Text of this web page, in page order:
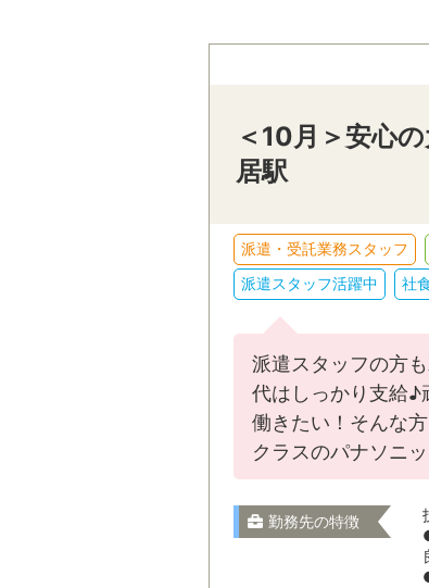
通
通勤時
＜10月＞安心
居駅
派遣・受託業務スタッフ
派遣スタッフ活躍中
社
派遣スタッフの方
代はしっかり支給
働きたい！そんな
クラスのパナソニ
勤務先の特徴